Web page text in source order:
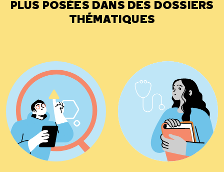
PLUS POSÉES DANS DES DOSSIERS
THÉMATIQUES